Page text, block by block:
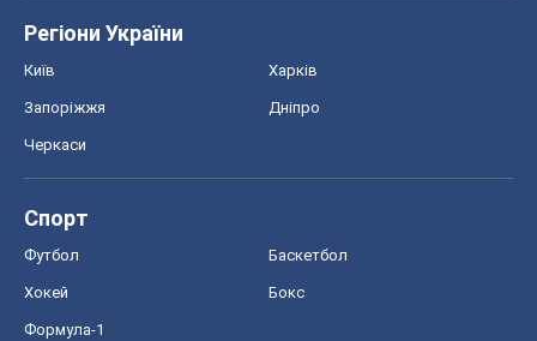
Регіони України
Київ Харків
Запоріжжя Дніпро
Черкаси
Спорт
Футбол Баскетбол
Хокей Бокс
Формула-1